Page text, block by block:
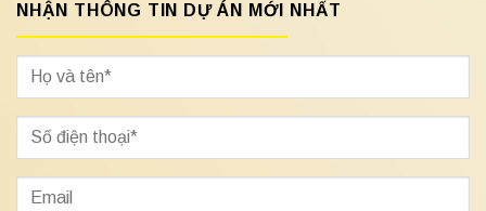
NHẬN THÔNG TIN DỰ ÁN MỚI NHẤT